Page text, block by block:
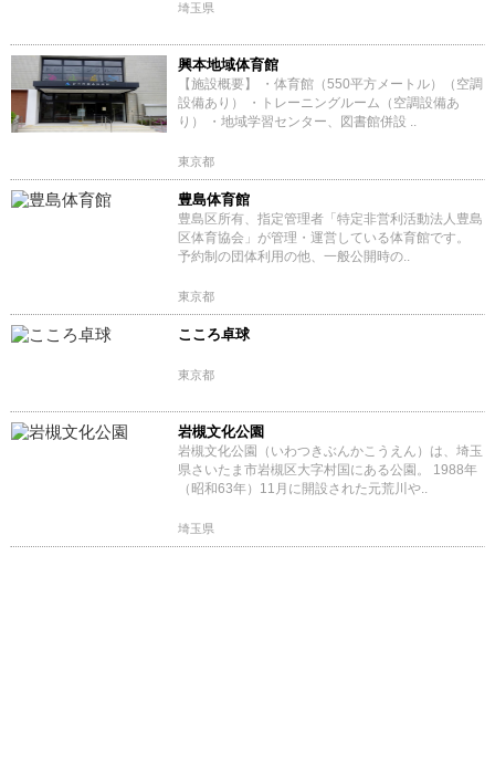
埼玉県
興本地域体育館
【施設概要】 ・体育館（550平方メートル）（空調
設備あり） ・トレーニングルーム（空調設備あ
り） ・地域学習センター、図書館併設 ..
東京都
豊島体育館
豊島区所有、指定管理者「特定非営利活動法人豊島
区体育協会」が管理・運営している体育館です。
予約制の団体利用の他、一般公開時の..
東京都
こころ卓球
東京都
岩槻文化公園
岩槻文化公園（いわつきぶんかこうえん）は、埼玉
県さいたま市岩槻区大字村国にある公園。 1988年
（昭和63年）11月に開設された元荒川や..
埼玉県